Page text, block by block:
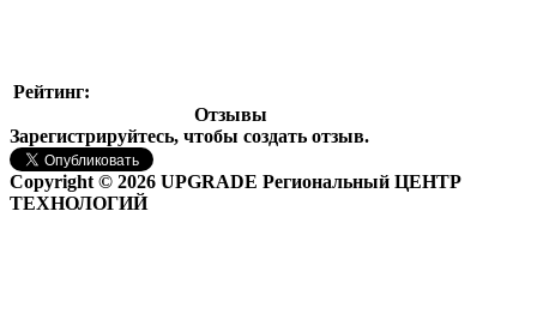
Рейтинг:
Отзывы
Зарегистрируйтесь, чтобы создать отзыв.
Copyright © 2026 UPGRADE Региональный ЦЕНТР
ТЕХНОЛОГИЙ